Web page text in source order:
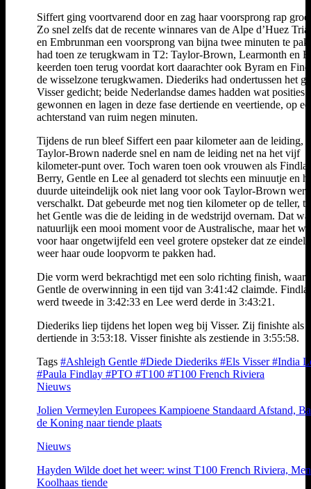
Siffert ging voortvarend door en zag haar voorsprong rap
Zo snel zelfs dat de recente winnares van de Alpe d’Huez
en Embrunman een voorsprong van bijna twee minuten te
had toen ze terugkwam in T2: Taylor-Brown, Learmonth en
keerden toen terug voordat kort daarachter ook Byram en
de wisselzone terugkwamen. Diederiks had ondertussen het
Visser gedicht; beide Nederlandse dames hadden wat posities
gewonnen en lagen in deze fase dertiende en veertiende, op
achterstand van ruim negen minuten.
Tijdens de run bleef Siffert een paar kilometer aan de leiding,
Taylor-Brown naderde snel en nam de leiding net na het vijf
kilometer-punt over. Toch waren toen ook vrouwen als
Berry, Gentle en Lee al genaderd tot slechts een minuutje en
duurde uiteindelijk ook niet lang voor ook Taylor-Brown werd
verschalkt. Dat gebeurde met nog tien kilometer op de teller,
het Gentle was die de leiding in de wedstrijd overnam. Dat
natuurlijk een mooi moment voor de Australische, maar het
voor haar ongetwijfeld een veel grotere opsteker dat ze
weer haar oude loopvorm te pakken had.
Die vorm werd bekrachtigd met een solo richting finish, waar
Gentle de overwinning in een tijd van 3:41:42 claimde.
werd tweede in 3:42:33 en Lee werd derde in 3:43:21.
Diederiks liep tijdens het lopen weg bij Visser. Zij finishte als
dertiende in 3:53:18. Visser finishte als zestiende in 3:55:58.
Tags #Ashleigh Gentle #Diede Diederiks #Els Visser#India
#Paula Findlay #PTO #T100 #T100 French Riviera
Nieuws
Jolien Vermeylen Europees Kampioene Standaard Afstand,
de Koning naar tiende plaats
Nieuws
Hayden Wilde doet het weer: winst T100 French Riviera,
Koolhaas tiende